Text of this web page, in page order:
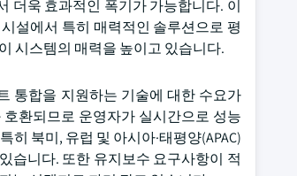
더욱 효과적인 폭기가 가능합니다. 이
설에서 특히 매력적인 솔루션으로 평
시스템의 매력을 높이고 있습니다.
통합을 지원하는 기술에 대한 수요가
환되므로 운영자가 실시간으로 성능
북미, 유럽 및 아시아·태평양(APAC)
습니다. 또한 유지보수 요구사항이 적